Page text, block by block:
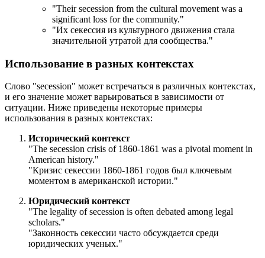
"Their secession from the cultural movement was a
significant loss for the community."
"Их секессия из культурного движения стала
значительной утратой для сообщества."
Использование в разных контекстах
Слово "secession" может встречаться в различных контекстах,
и его значение может варьироваться в зависимости от
ситуации. Ниже приведены некоторые примеры
использования в разных контекстах:
Исторический контекст
"The secession crisis of 1860-1861 was a pivotal moment in
American history."
"Кризис секессии 1860-1861 годов был ключевым
моментом в американской истории."
Юридический контекст
"The legality of secession is often debated among legal
scholars."
"Законность секессии часто обсуждается среди
юридических ученых."